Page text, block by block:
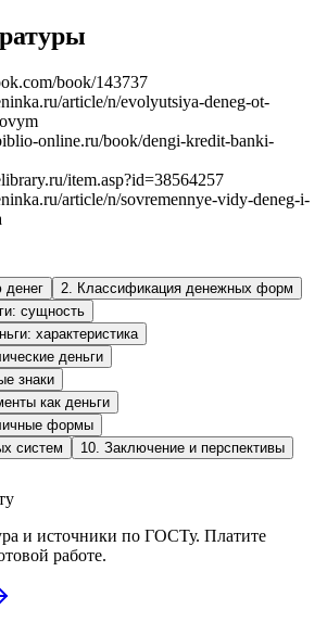
book/143737
article/n/evolyutsiya-deneg-ot-
online.ru/book/dengi-kredit-banki-
item.asp?id=38564257
article/n/sovremennye-vidy-deneg-i-
денег 2
Классификация денежных форм
сущность
характеристика
деньги
знаки
как деньги
формы
систем 10 Заключение и перспективы
и источники по ГОСТу. Платите
работе.